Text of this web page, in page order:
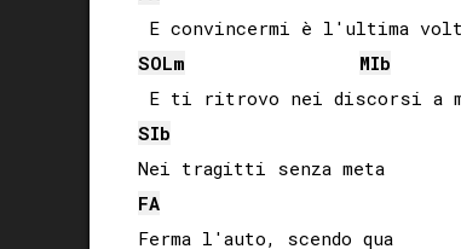
SOLm
MIb
SIb
FA
Ferma l'auto, scendo qua